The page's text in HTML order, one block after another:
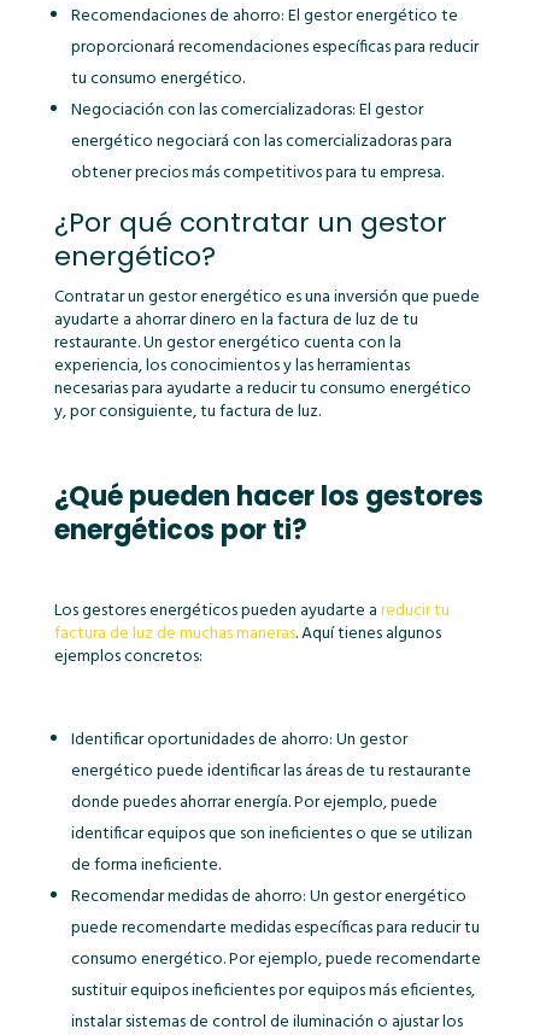
Recomendaciones de ahorro: El gestor energético te
proporcionará recomendaciones específicas para reducir
tu consumo energético.
Negociación con las comercializadoras: El gestor
energético negociará con las comercializadoras para
obtener precios más competitivos para tu empresa.
¿Por qué contratar un gestor
energético?
Contratar un gestor energético es una inversión que puede
ayudarte a ahorrar dinero en la factura de luz de tu
restaurante. Un gestor energético cuenta con la
experiencia, los conocimientos y las herramientas
necesarias para ayudarte a reducir tu consumo energético
y, por consiguiente, tu factura de luz.
¿Qué pueden hacer los gestores
energéticos por ti?
Los gestores energéticos pueden ayudarte areducir tu
factura de luz de muchas maneras. Aquí tienes algunos
ejemplos concretos:
Identificar oportunidades de ahorro: Un gestor
energético puede identificar las áreas de tu restaurante
donde puedes ahorrar energía. Por ejemplo, puede
identificar equipos que son ineficientes o que se utilizan
de forma ineficiente.
Recomendar medidas de ahorro: Un gestor energético
puede recomendarte medidas específicas para reducir tu
consumo energético. Por ejemplo, puede recomendarte
sustituir equipos ineficientes por equipos más eficientes,
instalar sistemas de control de iluminación o ajustar los